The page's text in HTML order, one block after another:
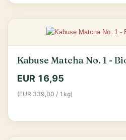
Kabuse Matcha No. 1 -
EUR 16,95
(EUR 339,00 / 1kg)